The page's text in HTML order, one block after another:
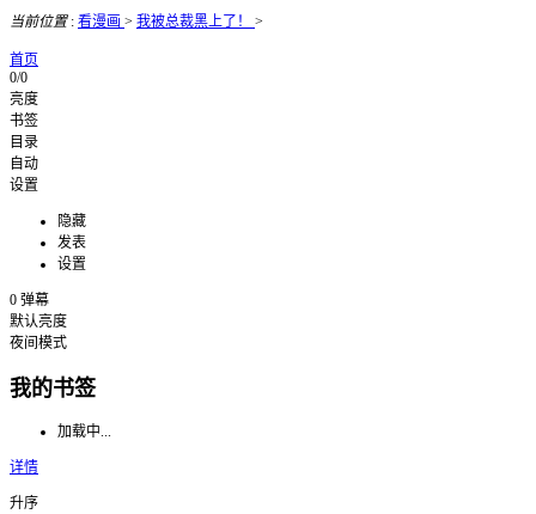
当前位置: 看漫画 > 我被总裁黑上了！ >
首页
0/0
亮度
书签
目录
自动
设置
隐藏
发表
设置
0 弹幕
默认亮度
夜间模式
我的书签
加载中...
详情
升序